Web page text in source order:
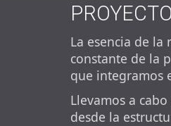
La esencia de la
constante de la
que integramos
Llevamos a
desde la